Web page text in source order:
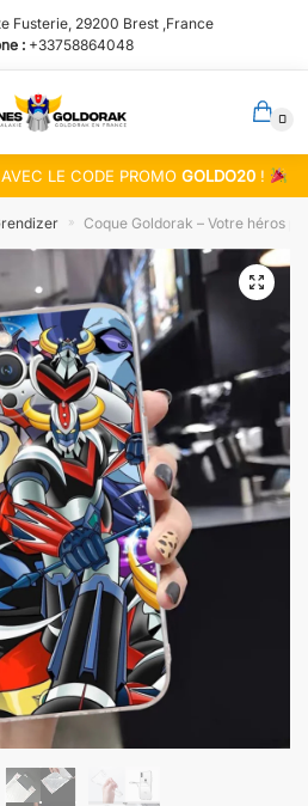
Fusterie, 29200 Brest ,France
: +33758864048
0
LE CODE PROMOGOLDO20 !
» Coque Goldorak – Votre héros